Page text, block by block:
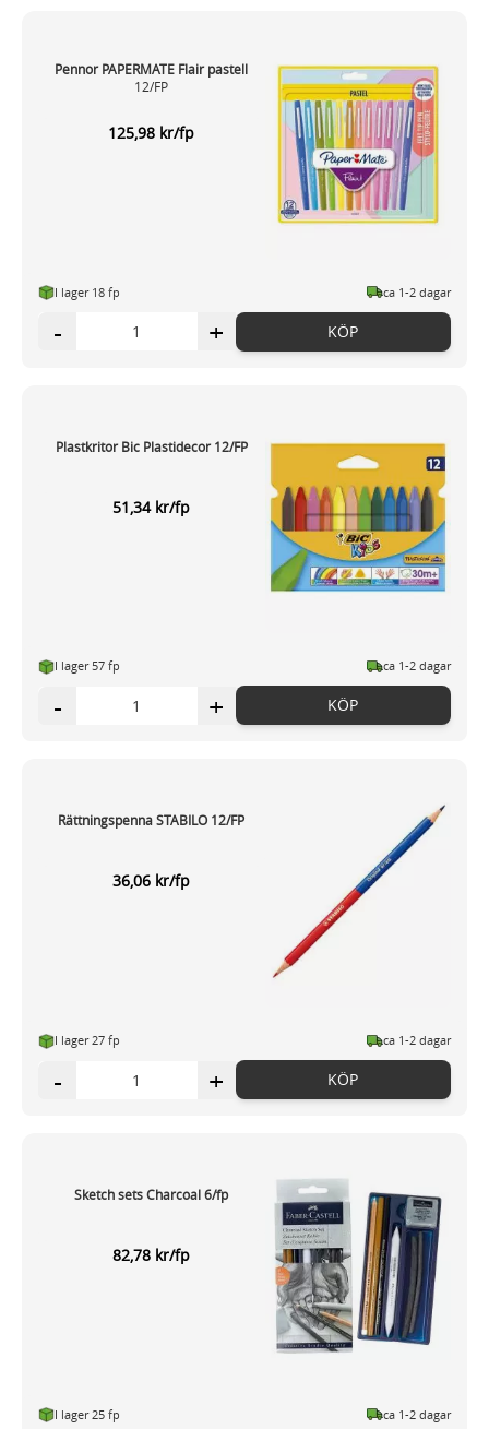
Pennor PAPERMATE Flair pastell
12/FP
125,98 kr/fp
I lager 18 fp ca 1-2 dagar
- + KÖP
Plastkritor Bic Plastidecor 12/FP
51,34 kr/fp
I lager 57 fp ca 1-2 dagar
- + KÖP
Rättningspenna STABILO 12/FP
36,06 kr/fp
I lager 27 fp ca 1-2 dagar
- + KÖP
Sketch sets Charcoal 6/fp
82,78 kr/fp
I lager 25 fp ca 1-2 dagar